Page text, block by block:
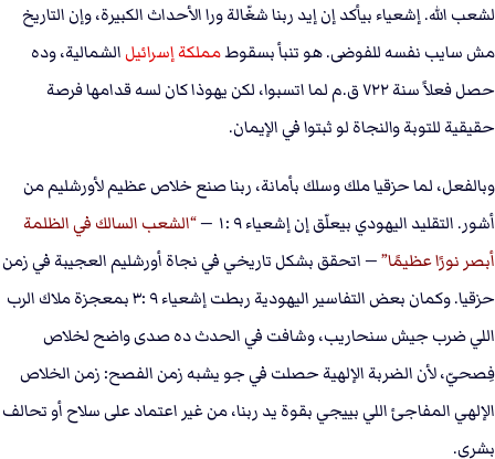
لشعب الله. إشعياء بيأكد إن إيد ربنا شغّالة ورا الأحداث الكبيرة، وإن التاريخ
مش سايب نفسه للفوضى. هو تنبأ بسقوطمملكة إسرائيل الشمالية، وده
حصل فعلاً سنة ٧٢٢ ق.م لما اتسبوا، لكن يهوذا كان لسه قدامها فرصة
حقيقية للتوبة والنجاة لو ثبتوا في الإيمان.
وبالفعل، لما حزقيا ملك وسلك بأمانة، ربنا صنع خلاص عظيم لأورشليم من
أشور. التقليد اليهودي بيعلّق إن إشعياء ٩ :١ —
الشعب السالك في الظلمة
أبصر نورًا عظيمًا — اتحقق بشكل تاريخي في نجاة أورشليم العجيبة في زمن
حزقيا. وكمان بعض التفاسير اليهودية ربطت إشعياء ٩ :٣ بمعجزة ملاك الرب
اللي ضرب جيش سنحاريب، وشافت في الحدث ده صدى واضح لخلاص
فِصحيّ، لأن الضربة الإلهية حصلت في جو يشبه زمن الفصح: زمن الخلاص
الإلهي المفاجئ اللي بييجي بقوة يد ربنا، من غير اعتماد على سلاح أو تحالف
بشري.